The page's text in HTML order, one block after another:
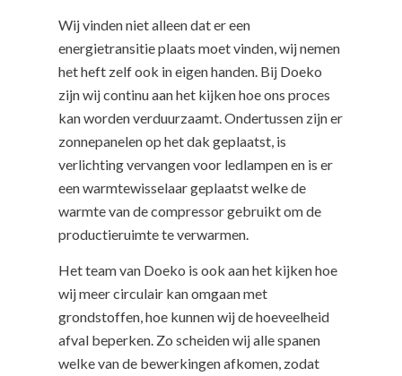
Wij vinden niet alleen dat er een
energietransitie plaats moet vinden, wij nemen
het heft zelf ook in eigen handen. Bij Doeko
zijn wij continu aan het kijken hoe ons proces
kan worden verduurzaamt. Ondertussen zijn er
zonnepanelen op het dak geplaatst, is
verlichting vervangen voor ledlampen en is er
een warmtewisselaar geplaatst welke de
warmte van de compressor gebruikt om de
productieruimte te verwarmen.
Het team van Doeko is ook aan het kijken hoe
wij meer circulair kan omgaan met
grondstoffen, hoe kunnen wij de hoeveelheid
afval beperken. Zo scheiden wij alle spanen
welke van de bewerkingen afkomen, zodat